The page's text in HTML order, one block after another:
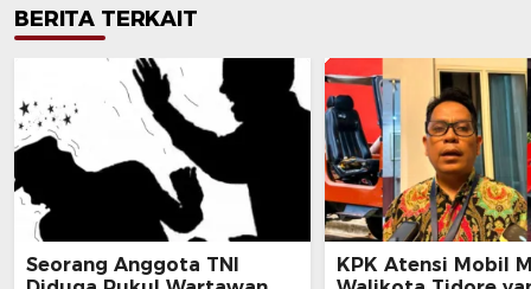
BERITA TERKAIT
Seorang Anggota TNI
KPK Atensi Mobil